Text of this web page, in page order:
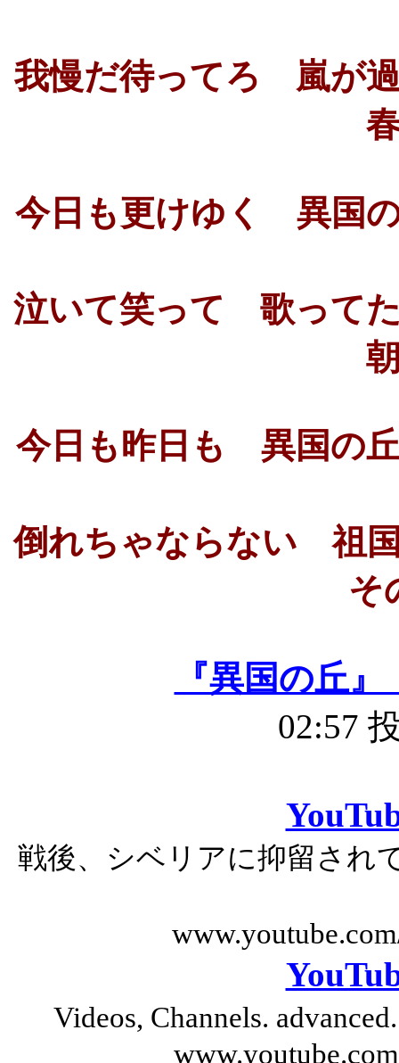
我慢だ待ってろ 嵐
今日も更けゆく 異
泣いて笑って 歌っ
今日も昨日も 異国
倒れちゃならない
そ
『異国の丘
02:57
戦後、シベリアに抑留され
Videos, Channels.